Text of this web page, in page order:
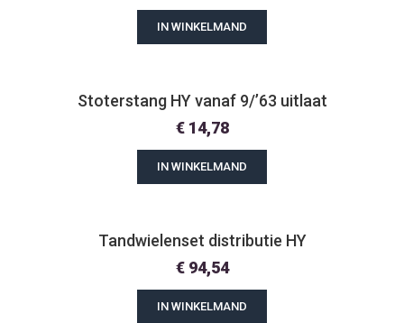
IN WINKELMAND
Stoterstang HY vanaf 9/’63 uitlaat
€14,78
IN WINKELMAND
Tandwielenset distributie HY
€94,54
IN WINKELMAND